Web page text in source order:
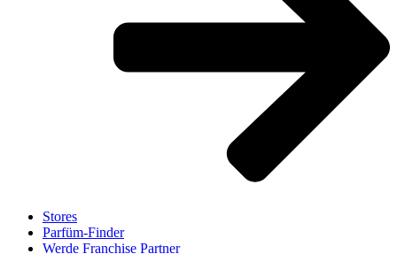
Stores
Parfüm-Finder
Werde Franchise Partner